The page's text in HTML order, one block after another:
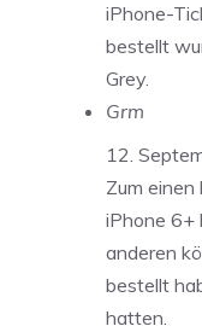
iPhone-
bestellt
Grey.
Grm
12.
Zum
iPhone 6+
anderen
bestellt
hatten.